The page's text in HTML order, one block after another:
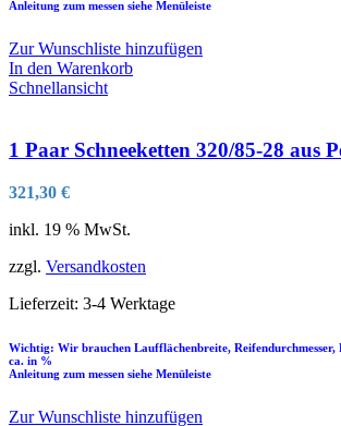
Anleitung zum messen siehe Menüleiste
Zur Wunschliste hinzufügen
In den Warenkorb
Schnellansicht
1 Paar Schneeketten 320/85-28 aus
321,30 €
inkl. 19 % MwSt.
zzgl. Versandkosten
Lieferzeit: 3-4 Werktage
Wichtig: Wir brauchen Laufflächenbreite,
ca. in %
Anleitung zum messen siehe Menüleiste
Zur Wunschliste hinzufügen